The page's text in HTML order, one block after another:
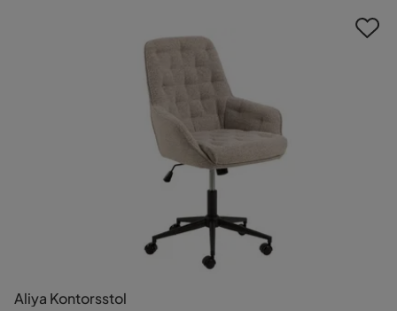
Aliya Kontorsstol